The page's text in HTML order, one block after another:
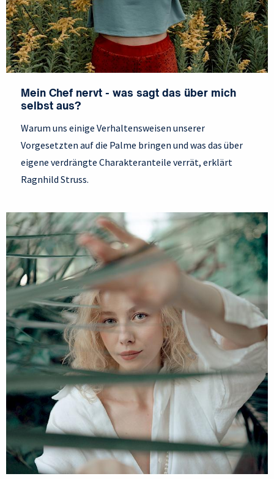
Mein Chef nervt - was sagt das über mich
selbst aus?
Warum uns einige Verhaltensweisen unserer
Vorgesetzten auf die Palme bringen und was das über
eigene verdrängte Charakteranteile verrät, erklärt
Ragnhild Struss.